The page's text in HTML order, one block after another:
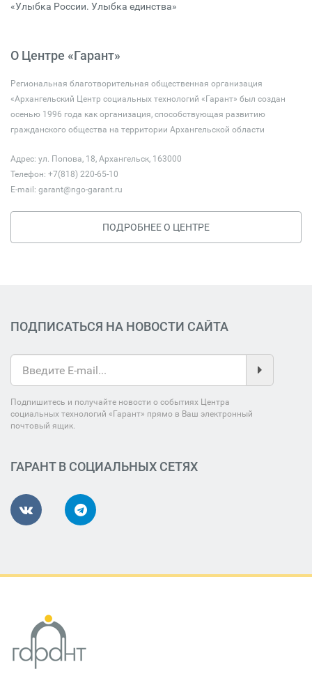
«Улыбка России. Улыбка единства»
О Центре «Гарант»
Региональная благотворительная общественная организация
«Архангельский Центр социальных технологий «Гарант» был создан
осенью 1996 года как организация, способствующая развитию
гражданского общества на территории Архангельской области
Адрес: ул. Попова, 18, Архангельск, 163000
Телефон: +7(818) 220-65-10
E-mail: garant@ngo-garant.ru
ПОДРОБНЕЕ О ЦЕНТРЕ
ПОДПИСАТЬСЯ НА НОВОСТИ САЙТА
Подпишитесь и получайте новости о событиях Центра
социальных технологий «Гарант» прямо в Ваш электронный
почтовый ящик.
ГАРАНТ В СОЦИАЛЬНЫХ СЕТЯХ